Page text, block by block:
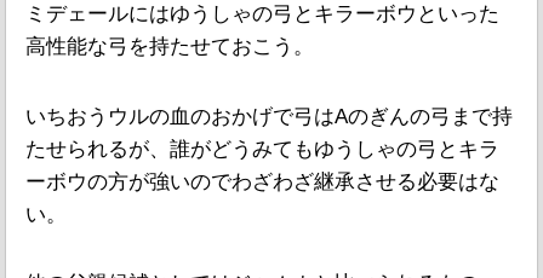
ミデェールにはゆうしゃの弓とキラーボウといった
高性能な弓を持たせておこう。
いちおうウルの血のおかげで弓はAのぎんの弓まで持
たせられるが、誰がどうみてもゆうしゃの弓とキラ
ーボウの方が強いのでわざわざ継承させる必要はな
い。